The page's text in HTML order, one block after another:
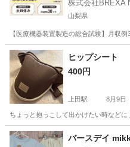
株式会社BREXA
山梨県
【医療機器装置製造の総合試験】月収
山梨 その他
ヒップシート
400円
上田駅 8月9日
ちょっと抱っこして出かけたい時などに
長野 上田市 上田駅
バースデイ